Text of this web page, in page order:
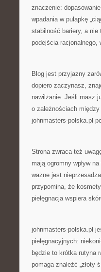
znaczenie:
wpadania w pułapkę
stabilność bariery, a
podejścia racjonalnego,
Blog jest przyjazny
dopiero zaczynasz,
nawilżanie. Jeśli masz
o zależnościach
johnmasters-polska.pl
Strona zwraca też
mają ogromny wpływ
ważne jest
przypomina, że
pielęgnacja wspiera
johnmasters-polska.pl
pielęgnacyjnych:
będzie to krótka rutyna
pomaga znaleźć „złoty